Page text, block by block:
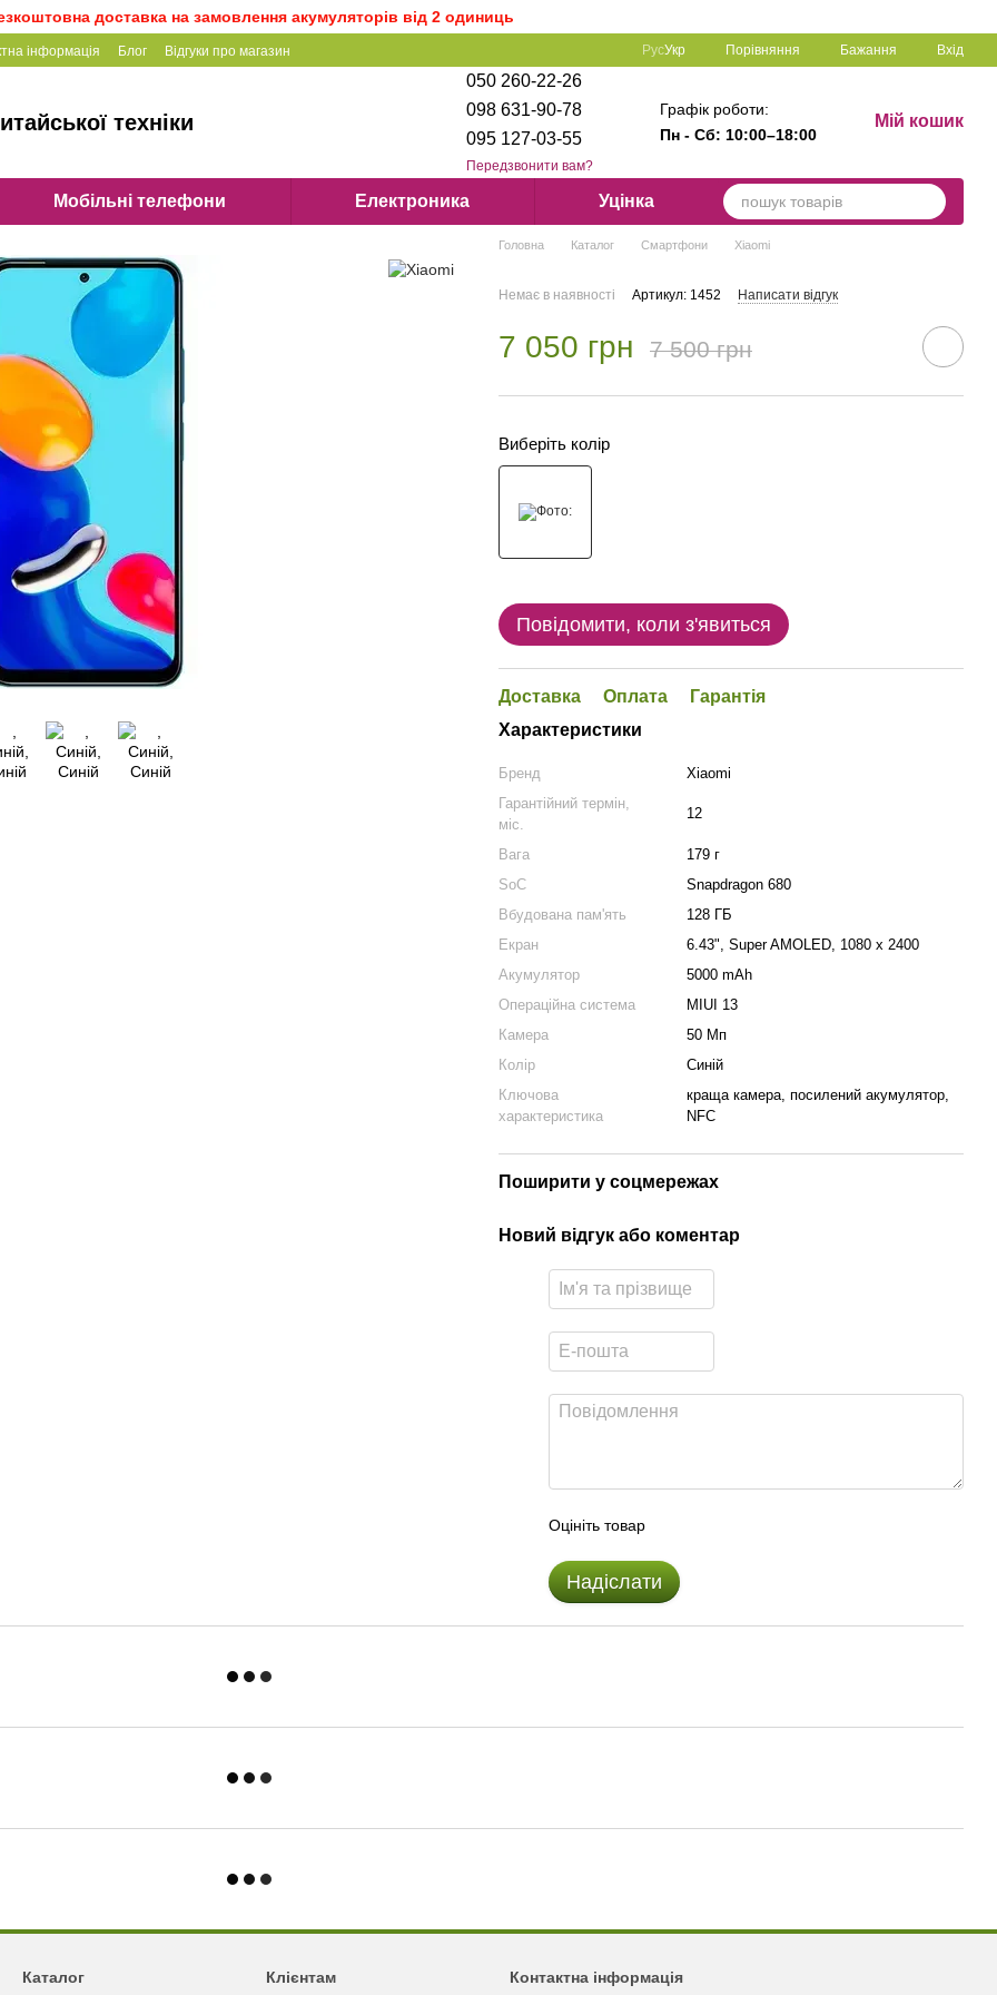
доставка на замовлення акумуляторів від 2 одиниць
інформація Блог Відгуки про магазин РусУкр Порівняння Бажання Вхід
техніки
050 260-22-26
098 631-90-78
095 127-03-55
Передзвонити вам?
Графік роботи:
Пн - Сб: 10:00–18:00
Мій кошик
Мобільні телефони Електроника Уцінка
Головна Каталог Смартфони Xiaomi
Немає в наявності Артикул: 1452 Написати відгук
7 050 грн 7 500 грн
Виберіть колір
Повідомити, коли з'явиться
Доставка Оплата
Гарантія
Характеристики
Бренд
Xiaomi
Гарантійний термін,
міс.
12
Вага
179 г
SoC
Snapdragon 680
Вбудована пам'ять
128 ГБ
Екран
6.43", Super AMOLED, 1080 x 2400
Акумулятор
5000 mAh
Операційна система
MIUI 13
Камера
50 Мп
Колір
Синій
Ключова
характеристика
краща камера, посилений акумулятор,
NFC
Поширити у соцмережах
Новий відгук або коментар
Оцініть товар
Надіслати
Каталог Клієнтам Контактна інформація